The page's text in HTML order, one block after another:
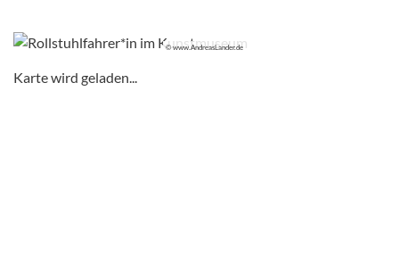
© www.AndreasLander.de
Karte wird geladen...